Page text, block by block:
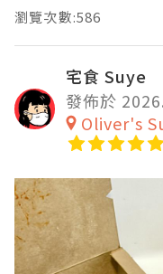
瀏覽次數:586
宅食 Suye
發佈於
Oliver's